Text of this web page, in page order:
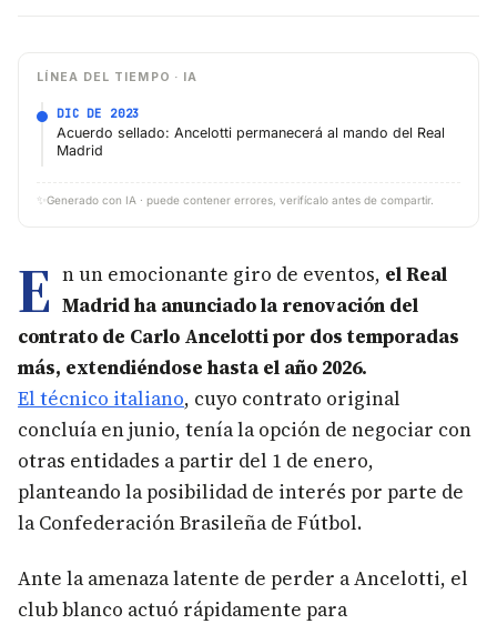
LÍNEA DEL TIEMPO · IA
DIC DE 2023
Acuerdo sellado: Ancelotti permanecerá al mando del Real
Madrid
✨ Generado con IA · puede contener errores, verifícalo antes de compartir.
E n un emocionante giro de eventos, el Real
Madrid ha anunciado la renovación del
contrato de Carlo Ancelotti por dos temporadas
más, extendiéndose hasta el año 2026.
El técnico italiano, cuyo contrato original
concluía en junio, tenía la opción de negociar con
otras entidades a partir del 1 de enero,
planteando la posibilidad de interés por parte de
la Confederación Brasileña de Fútbol.
Ante la amenaza latente de perder a Ancelotti, el
club blanco actuó rápidamente para